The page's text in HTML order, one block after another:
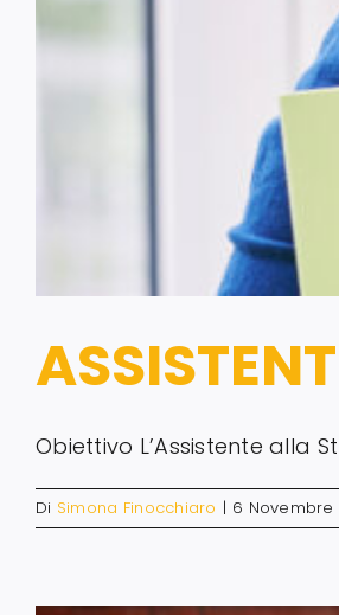
Obiettivo L’Assistente alla
Di Simona Finocchiaro | 6 Novembre